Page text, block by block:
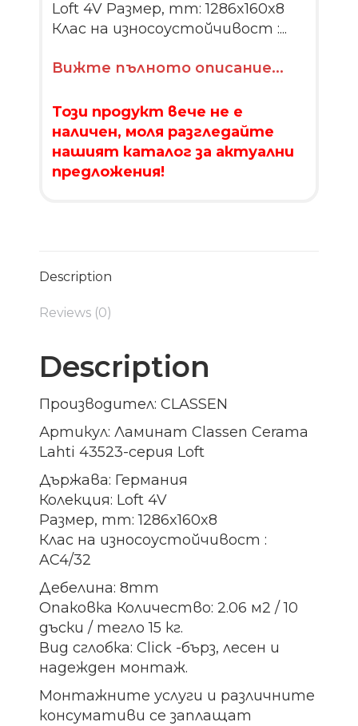
Loft 4V Размер, mm: 1286x160x8
Клас на износоустойчивост :...
Вижте пълното описание...
Този продукт вече не е
наличен, моля разгледайте
нашият каталог за актуални
предложения!
Description
Reviews (0)
Description
Производител: CLASSEN
Артикул: Ламинат Classen Cerama
Lahti 43523-серия Loft
Държава: Германия
Колекция: Loft 4V
Размер, mm: 1286x160x8
Клас на износоустойчивост :
AC4/32
Дебелина: 8mm
Опаковка Количество: 2.06 м2 / 10
дъски / тегло 15 кг.
Вид сглобка: Click -бърз, лесен и
надежден монтаж.
Монтажните услуги и различните
консумативи се заплащат